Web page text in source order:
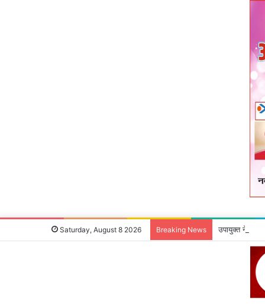
Saturday, August 8 2026 Breaking News उपायुक्‍त ने जन